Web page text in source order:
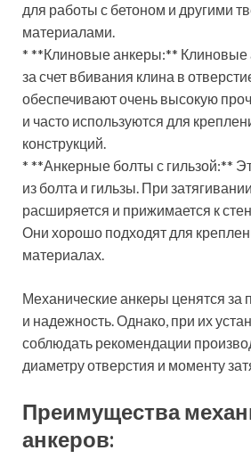
для работы с бетоном и другими
материалами.
* **Клиновые анкеры:** Клиновые
за счет вбивания клина в
обеспечивают очень высокую
и часто используются для
конструкций.
* **Анкерные болты с гильзой:**
из болта и гильзы. При
расширяется и прижимается к
Они хорошо подходят для
материалах.
Механические анкеры ценятся за
и надежность. Однако, при их
соблюдать рекомендации
диаметру отверстия и моменту
Преимущества
анкеров: